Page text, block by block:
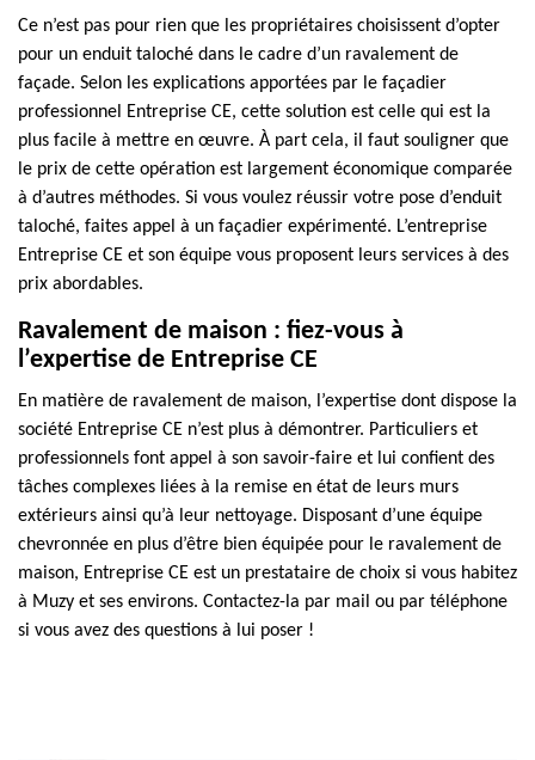
Ce n’est pas pour rien que les propriétaires choisissent d’opter
pour un enduit taloché dans le cadre d’un ravalement de
façade. Selon les explications apportées par le façadier
professionnel Entreprise CE, cette solution est celle qui est la
plus facile à mettre en œuvre. À part cela, il faut souligner que
le prix de cette opération est largement économique comparée
à d’autres méthodes. Si vous voulez réussir votre pose d’enduit
taloché, faites appel à un façadier expérimenté. L’entreprise
Entreprise CE et son équipe vous proposent leurs services à des
prix abordables.
Ravalement de maison : fiez-vous à
l’expertise de Entreprise CE
En matière de ravalement de maison, l’expertise dont dispose la
société Entreprise CE n’est plus à démontrer. Particuliers et
professionnels font appel à son savoir-faire et lui confient des
tâches complexes liées à la remise en état de leurs murs
extérieurs ainsi qu’à leur nettoyage. Disposant d’une équipe
chevronnée en plus d’être bien équipée pour le ravalement de
maison, Entreprise CE est un prestataire de choix si vous habitez
à Muzy et ses environs. Contactez-la par mail ou par téléphone
si vous avez des questions à lui poser !